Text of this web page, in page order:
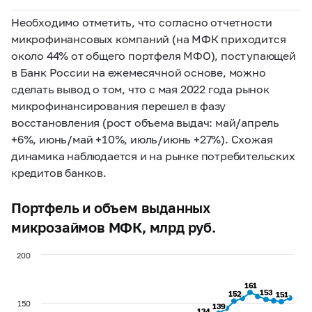
Необходимо отметить, что согласно отчетности
микрофинансовых компаний (на МФК приходится
около 44% от общего портфеля МФО), поступающей
в Банк России на ежемесячной основе, можно
сделать вывод о том, что с мая 2022 года рынок
микрофинансирования перешел в фазу
восстановления (рост объема выдач: май/апрель
+6%, июнь/май +10%, июль/июнь +27%). Схожая
динамика наблюдается и на рынке потребительских
кредитов банков.
Портфель и объем выданных
микрозаймов МФК, млрд руб.
139
139
152
152
161
161
153
153 151
151
150
200